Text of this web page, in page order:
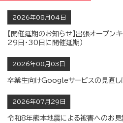
2026年08月04日
【開催延期のお知らせ】出張オープン
29日・30日に開催延期）
2026年08月03日
卒業生向けGoogleサービスの見直し
2026年07月29日
令和8年熊本地震による被害へのお見